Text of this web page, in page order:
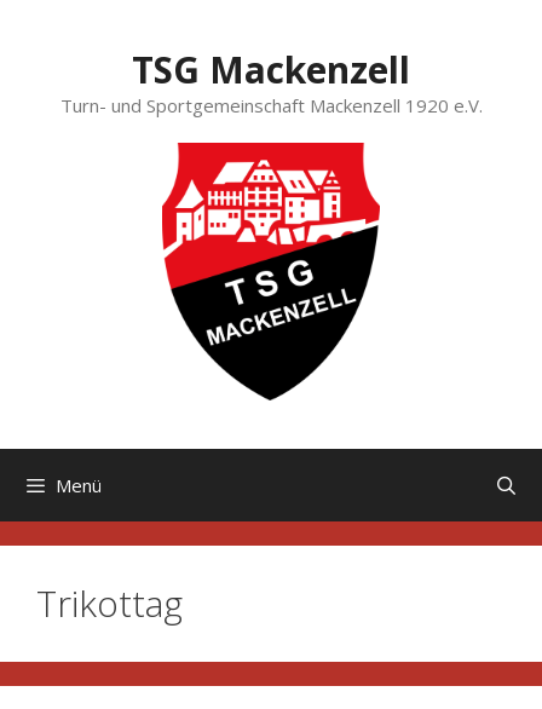
TSG Mackenzell
Turn- und Sportgemeinschaft Mackenzell 1920 e.V.
Menü
Trikottag